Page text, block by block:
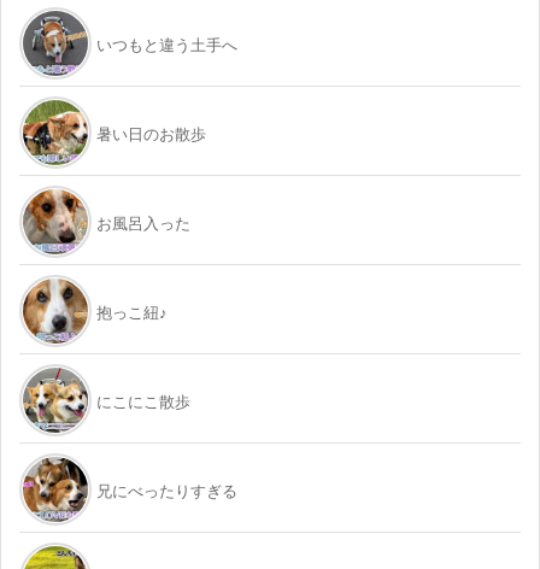
いつもと違う土手へ
暑い日のお散歩
お風呂入った
抱っこ紐♪
にこにこ散歩
兄にべったりすぎる